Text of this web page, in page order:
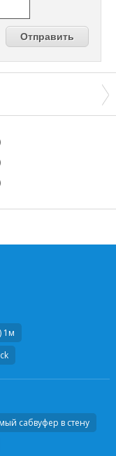
1м
сабвуфер в стену